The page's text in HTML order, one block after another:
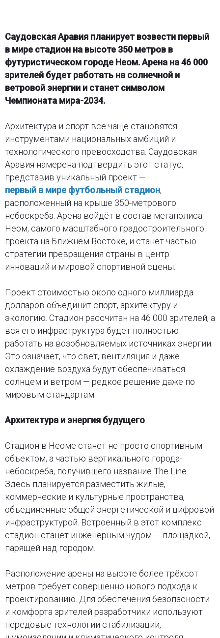
Саудовская Аравия планирует возвести первый
в мире стадион на высоте 350 метров в
футуристическом городе Неом. Арена на 46 000
зрителей будет работать на солнечной и
ветровой энергии и станет символом
Чемпионата мира-2034.
Архитектура и спорт всё чаще становятся
инструментами национальных амбиций и
технологического превосходства. Саудовская
Аравия намерена подтвердить этот статус,
представив уникальный проект —
первый в мире футбольный стадион,
расположенный на крыше 350-метрового
небоскрёба. Арена войдёт в состав мегаполиса
Неом, самого масштабного градостроительного
проекта на Ближнем Востоке, и станет частью
стратегии превращения страны в центр
инноваций и мировой спортивной сцены.
Проект стоимостью около одного миллиарда
долларов объединит спорт, архитектуру и
экологию. Стадион рассчитан на 46 000 зрителей, а
вся его инфраструктура будет полностью
работать на возобновляемых источниках энергии.
Это означает, что свет, вентиляция и даже
охлаждение воздуха будут обеспечиваться
солнцем и ветром — редкое решение даже по
мировым стандартам.
Архитектура и энергия будущего
Стадион в Неоме станет не просто спортивным
объектом, а частью вертикального города-
небоскрёба, получившего название The Line.
Здесь планируется разместить жилые,
коммерческие и культурные пространства,
объединённые общей энергетической и цифровой
инфраструктурой. Встроенный в этот комплекс
стадион станет инженерным чудом — площадкой,
парящей над городом.
Расположение арены на высоте более трёхсот
метров требует совершенно нового подхода к
проектированию. Для обеспечения безопасности
и комфорта зрителей разработчики используют
передовые технологии стабилизации,